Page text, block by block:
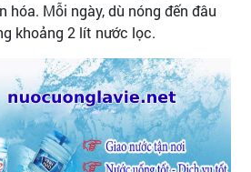
hóa. Mỗi ngày, dù nóng đến đâu
khoảng 2 lít nước lọc.